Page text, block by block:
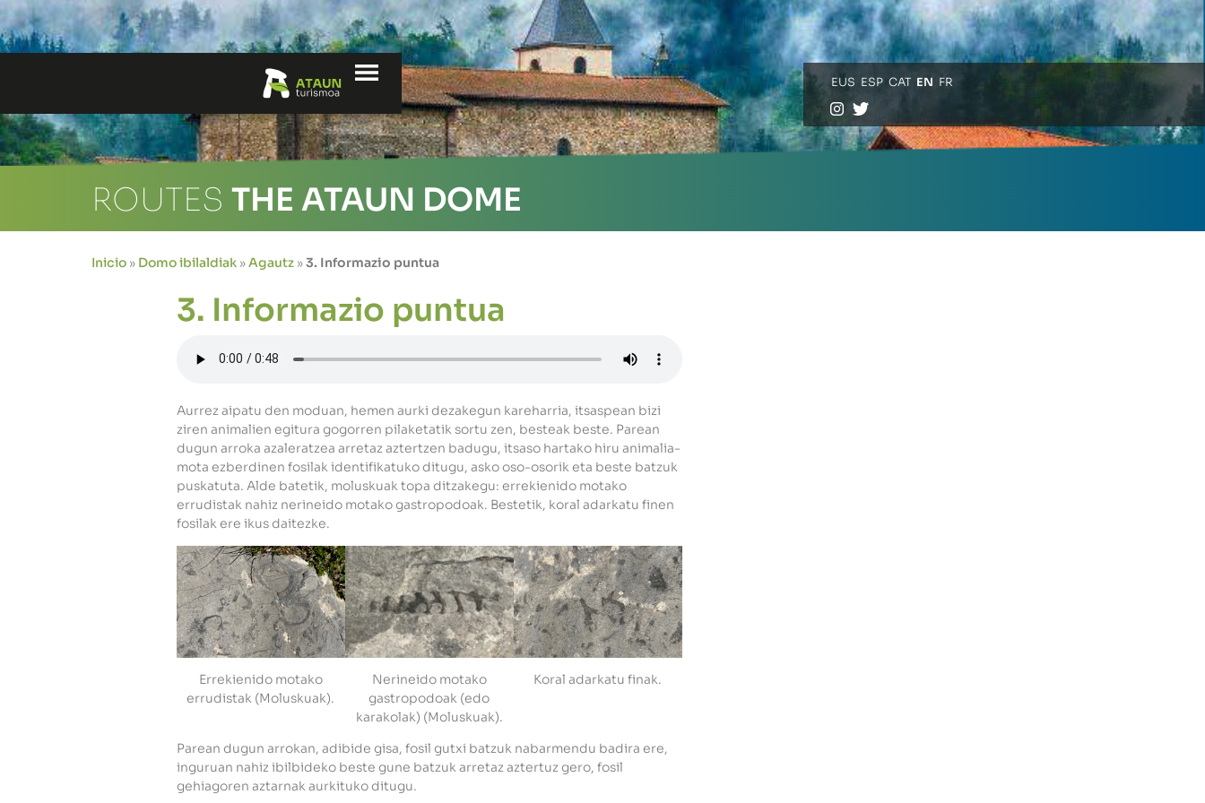
Menu
EUS ESP CAT EN FR
ROUTES THE ATAUN DOME
Inicio » Domo ibilaldiak »Agautz »3. Informazio puntua
3. Informazio puntua
Aurrez aipatu den moduan, hemen aurki dezakegun kareharria, itsaspean bizi
ziren animalien egitura gogorren pilaketatik sortu zen, besteak beste. Parean
dugun arroka azaleratzea arretaz aztertzen badugu, itsaso hartako hiru animalia-
mota ezberdinen fosilak identifikatuko ditugu, asko oso-osorik eta beste batzuk
puskatuta. Alde batetik, moluskuak topa ditzakegu: errekienido motako
errudistak nahiz nerineido motako gastropodoak. Bestetik, koral adarkatu finen
fosilak ere ikus daitezke.
Errekienido motako
errudistak (Moluskuak).
Nerineido motako
gastropodoak (edo
karakolak) (Moluskuak).
Koral adarkatu finak.
Parean dugun arrokan, adibide gisa, fosil gutxi batzuk nabarmendu badira ere,
inguruan nahiz ibilbideko beste gune batzuk arretaz aztertuz gero, fosil
gehiagoren aztarnak aurkituko ditugu.